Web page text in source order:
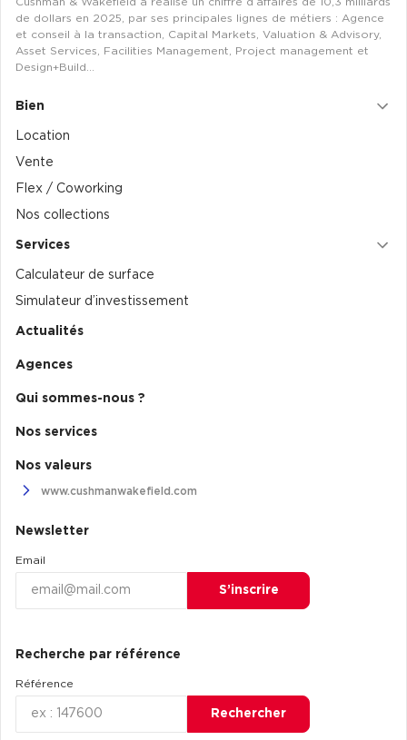
de dollars en 2025, par ses principales lignes de métiers : Agence
et conseil à la transaction, Capital Markets, Valuation & Advisory,
Asset Services, Facilities Management, Project management et
Design+Build…
Bien
Location
Vente
Flex / Coworking
Nos collections
Services
Calculateur de surface
Simulateur d’investissement
Actualités
Agences
Qui sommes-nous ?
Nos services
Nos valeurs
www.cushmanwakefield.com
Newsletter
Email
S’inscrire
Recherche par référence
Référence
Rechercher